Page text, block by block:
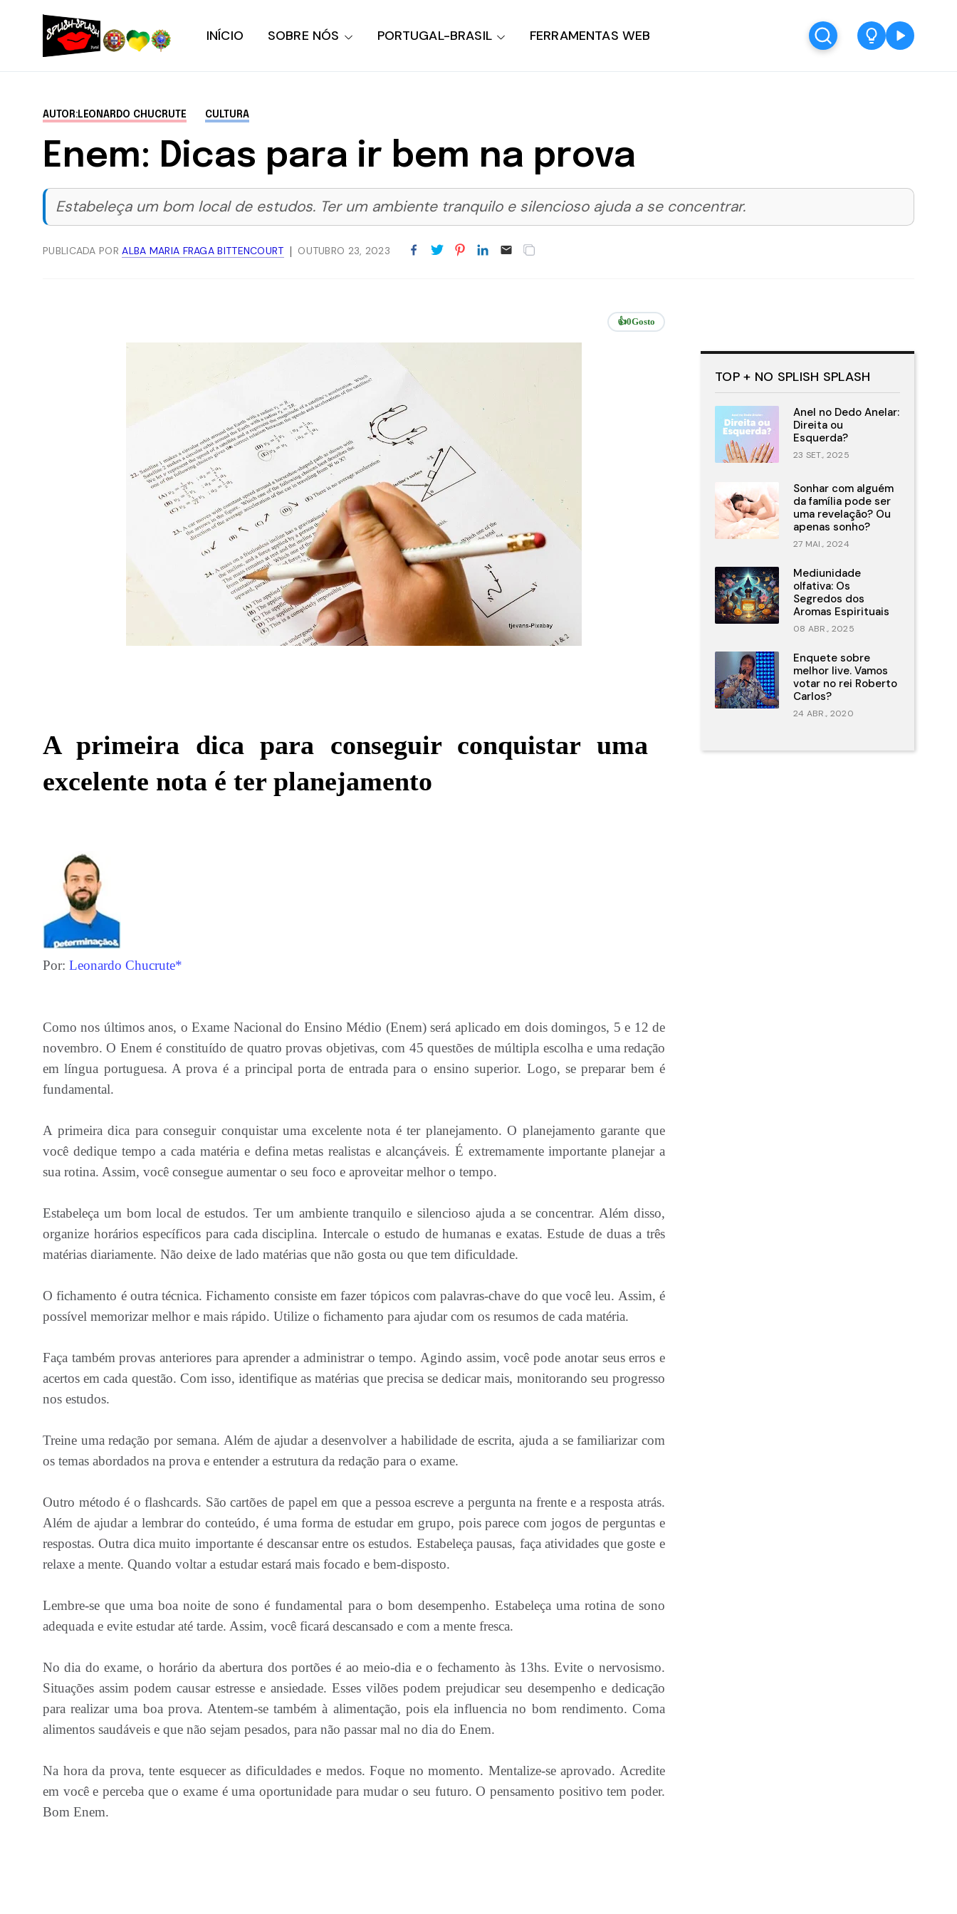
INÍCIO SOBRE NÓS PORTUGAL-BRASIL FERRAMENTAS WEB
AUTOR:LEONARDO CHUCRUTE CULTURA
Enem: Dicas para ir bem na prova
Estabeleça um bom local de estudos. Ter um ambiente tranquilo e silencioso ajuda a se concentrar.
PUBLICADA PORALBA MARIA FRAGA BITTENCOURT OUTUBRO 23, 2023
👍0Gosto
A primeira dica para conseguir conquistar uma
excelente nota é ter planejamento
Por: Leonardo Chucrute*
Como nos últimos anos, o Exame Nacional do Ensino Médio (Enem) será aplicado em dois domingos, 5 e 12 de
novembro. O Enem é constituído de quatro provas objetivas, com 45 questões de múltipla escolha e uma redação
em língua portuguesa. A prova é a principal porta de entrada para o ensino superior. Logo, se preparar bem é
fundamental.
A primeira dica para conseguir conquistar uma excelente nota é ter planejamento. O planejamento garante que
você dedique tempo a cada matéria e defina metas realistas e alcançáveis. É extremamente importante planejar a
sua rotina. Assim, você consegue aumentar o seu foco e aproveitar melhor o tempo.
Estabeleça um bom local de estudos. Ter um ambiente tranquilo e silencioso ajuda a se concentrar. Além disso,
organize horários específicos para cada disciplina. Intercale o estudo de humanas e exatas. Estude de duas a três
matérias diariamente. Não deixe de lado matérias que não gosta ou que tem dificuldade.
O fichamento é outra técnica. Fichamento consiste em fazer tópicos com palavras-chave do que você leu. Assim, é
possível memorizar melhor e mais rápido. Utilize o fichamento para ajudar com os resumos de cada matéria.
Faça também provas anteriores para aprender a administrar o tempo. Agindo assim, você pode anotar seus erros e
acertos em cada questão. Com isso, identifique as matérias que precisa se dedicar mais, monitorando seu progresso
nos estudos.
Treine uma redação por semana. Além de ajudar a desenvolver a habilidade de escrita, ajuda a se familiarizar com
os temas abordados na prova e entender a estrutura da redação para o exame.
Outro método é o flashcards. São cartões de papel em que a pessoa escreve a pergunta na frente e a resposta atrás.
Além de ajudar a lembrar do conteúdo, é uma forma de estudar em grupo, pois parece com jogos de perguntas e
respostas. Outra dica muito importante é descansar entre os estudos. Estabeleça pausas, faça atividades que goste e
relaxe a mente. Quando voltar a estudar estará mais focado e bem-disposto.
Lembre-se que uma boa noite de sono é fundamental para o bom desempenho. Estabeleça uma rotina de sono
adequada e evite estudar até tarde. Assim, você ficará descansado e com a mente fresca.
No dia do exame, o horário da abertura dos portões é ao meio-dia e o fechamento às 13hs. Evite o nervosismo.
Situações assim podem causar estresse e ansiedade. Esses vilões podem prejudicar seu desempenho e dedicação
para realizar uma boa prova. Atentem-se também à alimentação, pois ela influencia no bom rendimento. Coma
alimentos saudáveis e que não sejam pesados, para não passar mal no dia do Enem.
Na hora da prova, tente esquecer as dificuldades e medos. Foque no momento. Mentalize-se aprovado. Acredite
em você e perceba que o exame é uma oportunidade para mudar o seu futuro. O pensamento positivo tem poder.
Bom Enem.
TOP + NO SPLISH SPLASH
Anel no Dedo Anelar:
Direita ou
Esquerda?
23 SET., 2025
Sonhar com alguém
da família pode ser
uma revelação? Ou
apenas sonho?
27 MAI., 2024
Mediunidade
olfativa: Os
Segredos dos
Aromas Espirituais
08 ABR., 2025
Enquete sobre
melhor live. Vamos
votar no rei Roberto
Carlos?
24 ABR., 2020